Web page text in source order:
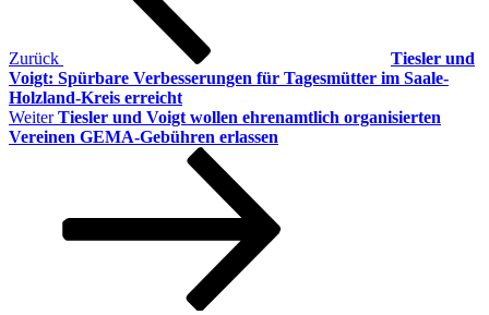
Zurück
Tiesler und
Voigt: Spürbare Verbesserungen für Tagesmütter im Saale-
Holzland-Kreis erreicht
Nächster
Beitrag
Weiter Tiesler und Voigt wollen ehrenamtlich organisierten
Vereinen GEMA-Gebühren erlassen